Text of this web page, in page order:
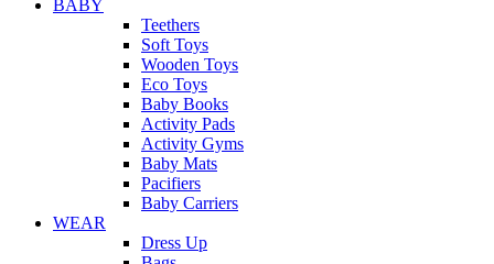
BABY
Teethers
Soft Toys
Wooden Toys
Eco Toys
Baby Books
Activity Pads
Activity Gyms
Baby Mats
Pacifiers
Baby Carriers
WEAR
Dress Up